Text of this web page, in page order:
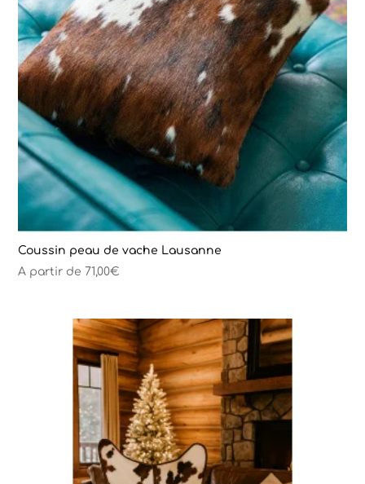
Coussin peau de vache Lausanne
A partir de 71,00€